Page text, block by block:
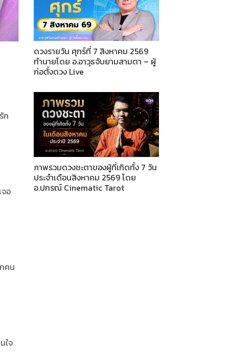
ก
อ
คน
ใจ
ดวงรายวัน ศุกร์ที่ 7 สิงหาคม 2569
ทำนายโดย อ.อาวุธจับยามสามตา – ผู้
ก่อตั้งดวง Live
ภาพรวมดวงชะตาของผู้ที่เกิดทั้ง 7 วัน
ประจำเดือนสิงหาคม 2569 โดย
อ.ปกรณ์ Cinematic Tarot